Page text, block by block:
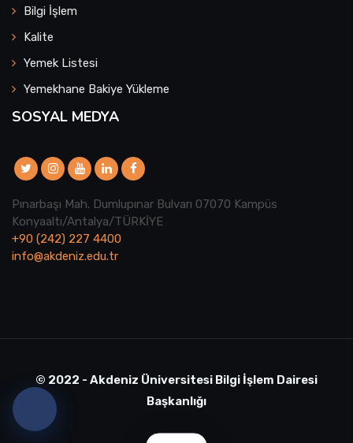
Bilgi İşlem
Kalite
Yemek Listesi
Yemekhane Bakiye Yükleme
SOSYAL MEDYA
Pınarbaşı Mah. Dumlupınar Bulvarı 07070 Kampüs
Konyaaltı/Antalya/TÜRKİYE
+90 (242) 227 4400
info@akdeniz.edu.tr
© 2022 - Akdeniz Üniversitesi Bilgi İşlem Dairesi
Başkanlığı